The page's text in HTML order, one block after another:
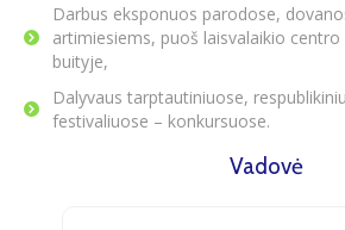
Darbus eksponuos parodose,
artimiesiems, puoš laisvalaikio
buityje,
Dalyvaus tarptautiniuose,
festivaliuose – konkursuose.
Vadovė